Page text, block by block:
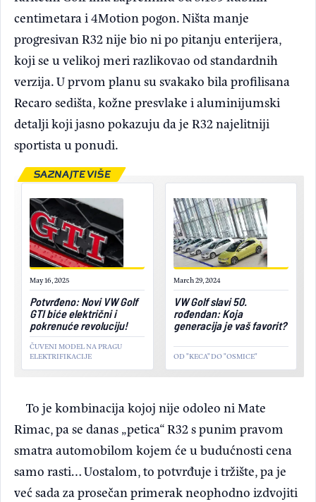
centimetara i 4Motion pogon. Ništa manje
progresivan R32 nije bio ni po pitanju enterijera,
koji se u velikoj meri razlikovao od standardnih
verzija. U prvom planu su svakako bila profilisana
Recaro sedišta, kožne presvlake i aluminijumski
detalji koji jasno pokazuju da je R32 najelitniji
sportista u ponudi.
May 16, 2025
Potvrđeno: Novi VW Golf
GTI biće električni i
pokrenuće revoluciju!
ČUVENI MODEL NA PRAGU
ELEKTRIFIKACIJE
March 29, 2024
VW Golf slavi 50.
rođendan: Koja
generacija je vaš favorit?
OD "KECA" DO "OSMICE"
SAZNAJTE VIŠE
To je kombinacija kojoj nije odoleo ni Mate
Rimac, pa se danas „petica“ R32 s punim pravom
smatra automobilom kojem će u budućnosti cena
samo rasti… Uostalom, to potvrđuje i tržište, pa je
već sada za prosečan primerak neophodno izdvojiti